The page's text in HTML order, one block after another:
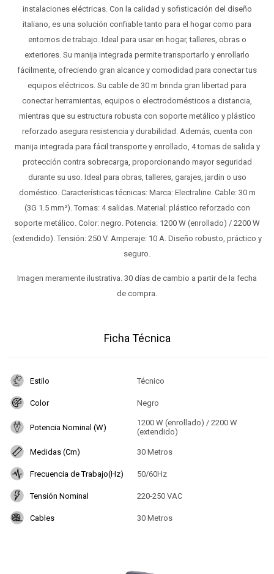
instalaciones eléctricas. Con la calidad y sofisticación del diseño
italiano, es una solución confiable tanto para el hogar como para
entornos de trabajo. Ideal para usar en hogar, talleres, obras o
exteriores. Su manija integrada permite transportarlo y enrollarlo
fácilmente, ofreciendo gran alcance y comodidad para conectar tus
equipos eléctricos. Su cable de 30 m brinda gran libertad para
conectar herramientas, equipos o electrodomésticos a distancia,
mientras que su estructura robusta con soporte metálico y plástico
reforzado asegura resistencia y durabilidad. Además, cuenta con
manija integrada para fácil transporte y enrollado, 4 tomas de salida y
protección contra sobrecarga, proporcionando mayor seguridad
durante su uso. Ideal para obras, talleres, garajes, jardín o uso
doméstico. Características técnicas: Marca: Electraline. Cable: 30 m
(3G 1.5 mm²). Tomas: 4 salidas. Material: plástico reforzado con
soporte metálico. Color: negro. Potencia: 1200 W (enrollado) / 2200 W
(extendido). Tensión: 250 V. Amperaje: 10 A. Diseño robusto, práctico y
seguro.
Imagen meramente ilustrativa. 30 días de cambio a partir de la fecha
de compra.
Ficha Técnica
Estilo Técnico
Color Negro
Potencia Nominal (W)
1200 W (enrollado) / 2200 W
(extendido)
Medidas (Cm) 30 Metros
Frecuencia de Trabajo(Hz) 50/60Hz
Tensión Nominal 220-250 VAC
Cables 30 Metros